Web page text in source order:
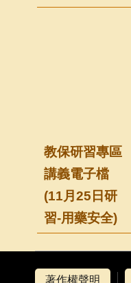
教保研習專區
講義電子檔
(11月25日研
習-用藥安全)
著作權聲明